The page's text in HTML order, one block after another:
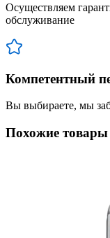
Осуществляем
обслуживание
Компетентный
Вы выбираете, мы
Похожие товары